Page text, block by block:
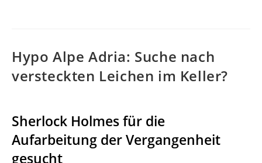
Hypo Alpe Adria: Suche nach
versteckten Leichen im Keller?
Sherlock Holmes für die
Aufarbeitung der Vergangenheit
gesucht